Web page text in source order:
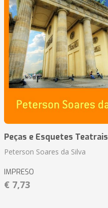
Peças e Esquetes Teatrais
Peterson Soares da Silva
IMPRESO
€ 7,73